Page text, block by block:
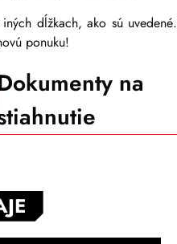
dĺžkach, ako sú uvedené.
ponuku!
na